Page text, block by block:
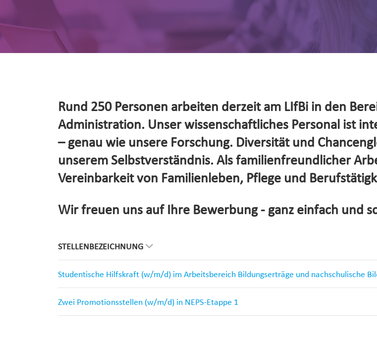
Rund 250 Personen arbeiten derzeit am LIfBi in den
Administration. Unser wissenschaftliches Personal ist
– genau wie unsere Forschung. Diversität und
unserem Selbstverständnis. Als familienfreundlicher
Vereinbarkeit von Familienleben, Pflege und
Wir freuen uns auf Ihre Bewerbung - ganz einfach und
STELLENBEZEICHNUNG
Studentische Hilfskraft (w/m/d) im Arbeitsbereich Bildungserträge und nachschulische
Zwei Promotionsstellen (w/m/d) in NEPS-Etappe 1